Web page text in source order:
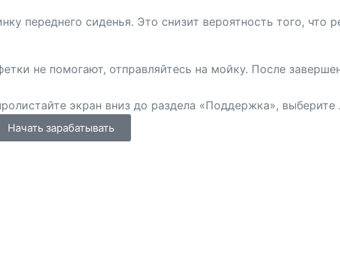
переднего сиденья. Это снизит вероятность того, что
не помогают, отправляйтесь на мойку. После
экран вниз до раздела «Поддержка»,
Начать зарабатывать